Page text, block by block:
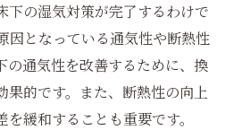
下の湿気対策が完了するわけで
因となっている通気性や断熱性
の通気性を改善するために、換
果的です。また、断熱性の向上
緩和することも重要です。